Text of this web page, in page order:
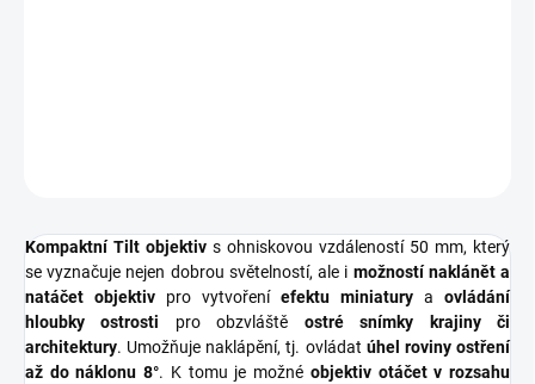
Kompaktní Tilt objektiv s ohniskovou vzdáleností 50 mm, který
se vyznačuje nejen dobrou světelností, ale i možností naklánět a
natáčet objektiv pro vytvoření efektu miniatury a ovládání
hloubky ostrosti pro obzvláště ostré snímky krajiny či
architektury. Umožňuje naklápění, tj. ovládat úhel roviny ostření
až do náklonu 8°. K tomu je možné objektiv otáčet v rozsahu